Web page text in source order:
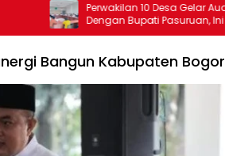
Perwakilan 10 Desa Gelar Audensi
Dengan Bupati Pasuruan, Ini Sejumlah
Bangun Kabupaten Bogor